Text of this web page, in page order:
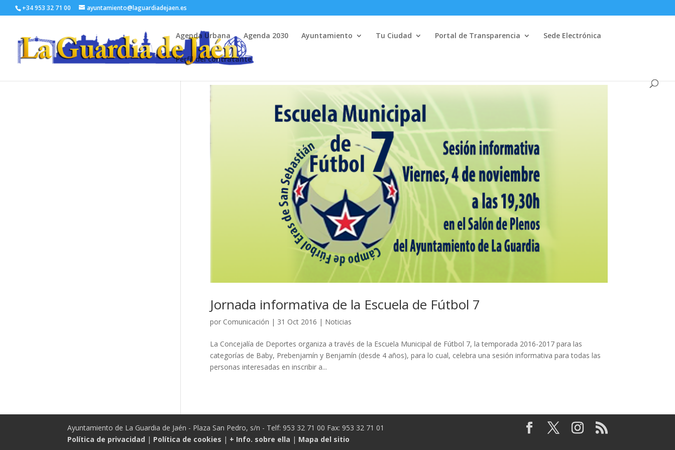
+34 953 32 71 00 ayuntamiento@laguardiadejaen.es
Agenda Urbana Agenda 2030 Ayuntamiento Tu Ciudad Portal de Transparencia Sede Electrónica
Perfil del contratante
Jornada informativa de la Escuela de Fútbol 7
por Comunicación | 31 Oct 2016 | Noticias
La Concejalía de Deportes organiza a través de la Escuela Municipal de Fútbol 7, la temporada 2016-2017 para las
categorías de Baby, Prebenjamín y Benjamín (desde 4 años), para lo cual, celebra una sesión informativa para todas las
personas interesadas en inscribir a...
Ayuntamiento de La Guardia de Jaén - Plaza San Pedro, s/n - Telf: 953 32 71 00 Fax: 953 32 71 01
Política de privacidad | Política de cookies | + Info. sobre ella | Mapa del sitio